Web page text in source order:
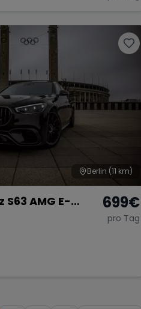
Berlin (11 km)
AMG E-
lang 802 PS
699€
pro Tag